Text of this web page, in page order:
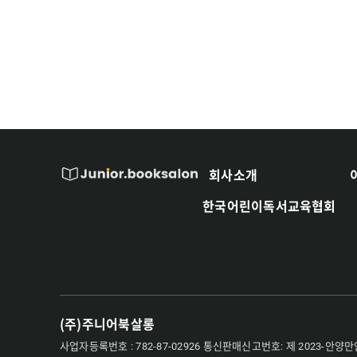
회사소개
한국어린이독서교육협회
(주)주니어북살롱
사업자등록번호 : 782-87-02926 통신판매신고번호: 제 2023-안양